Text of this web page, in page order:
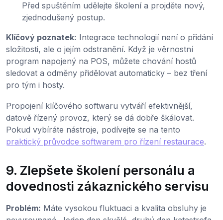
Před spuštěním udělejte školení a projděte nový,
zjednodušený postup.
Klíčový poznatek: Integrace technologií není o přidání
složitosti, ale o jejím odstranění. Když je věrnostní
program napojený na POS, můžete chování hostů
sledovat a odměny přidělovat automaticky – bez tření
pro tým i hosty.
Propojení klíčového softwaru vytváří efektivnější,
datově řízený provoz, který se dá dobře škálovat.
Pokud vybíráte nástroje, podívejte se na tento
praktický průvodce softwarem pro řízení restaurace.
9. Zlepšete školení personálu a
dovednosti zákaznického servisu
Problém: Máte vysokou fluktuaci a kvalita obsluhy je